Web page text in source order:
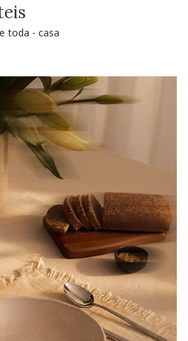
toda - casa